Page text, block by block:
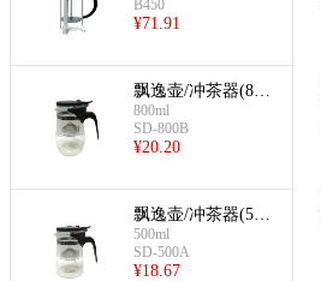
B450
¥71.91
飘逸壶/冲茶器(800
ml)
800ml
SD-800B
¥20.20
飘逸壶/冲茶器(500
ml直身)
500ml
SD-500A
¥18.67